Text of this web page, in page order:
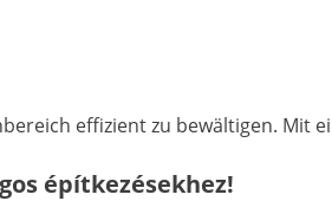
effizient zu bewältigen. Mit
építkezésekhez!